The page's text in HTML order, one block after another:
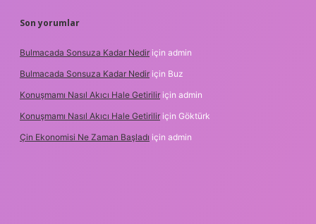
Son yorumlar
Bulmacada Sonsuza Kadar Nedir için admin
Bulmacada Sonsuza Kadar Nedir için Buz
Konuşmamı Nasıl Akıcı Hale Getirilir için admin
Konuşmamı Nasıl Akıcı Hale Getirilir için Göktürk
Çin Ekonomisi Ne Zaman Başladı için admin